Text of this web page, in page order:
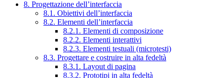
8. Progettazione dell’interfaccia
8.1. Obiettivi dell’interfaccia
8.2. Elementi dell’interfaccia
8.2.1. Elementi di composizione
8.2.2. Elementi interattivi
8.2.3. Elementi testuali (microtesti)
8.3. Progettare e costruire in alta fedeltà
8.3.1. Layout di pagina
8.3.2. Prototipi in alta fedeltà